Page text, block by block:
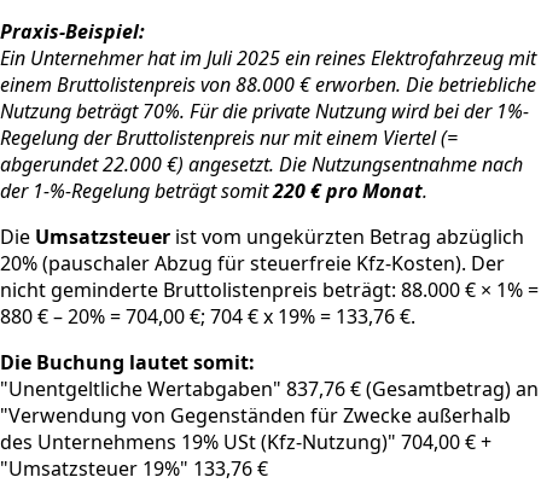
Praxis-Beispiel:
Ein Unternehmer hat im Juli 2025 ein reines Elektrofahrzeug mit
einem Bruttolistenpreis von 88.000 € erworben. Die betriebliche
Nutzung beträgt 70%. Für die private Nutzung wird bei der 1%-
Regelung der Bruttolistenpreis nur mit einem Viertel (=
abgerundet 22.000 €) angesetzt. Die Nutzungsentnahme nach
der 1-%-Regelung beträgt somit220 € pro Monat.
Die Umsatzsteuer ist vom ungekürzten Betrag abzüglich
20% (pauschaler Abzug für steuerfreie Kfz-Kosten). Der
nicht geminderte Bruttolistenpreis beträgt: 88.000 € × 1% =
880 € – 20% = 704,00 €; 704 € x 19% = 133,76 €.
Die Buchung lautet somit:
"Unentgeltliche Wertabgaben" 837,76 € (Gesamtbetrag) an
"Verwendung von Gegenständen für Zwecke außerhalb
des Unternehmens 19% USt (Kfz-Nutzung)" 704,00 € +
"Umsatzsteuer 19%" 133,76 €